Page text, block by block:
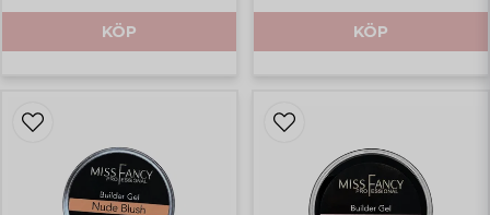
KÖP KÖP